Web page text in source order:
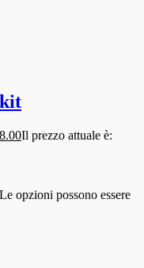
Il prezzo attuale è:
opzioni possono essere